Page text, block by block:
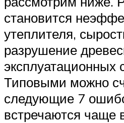
становится
утеплителя,
разрушение
эксплуатационных
Типовыми можно
следующие 7
встречаются чаще